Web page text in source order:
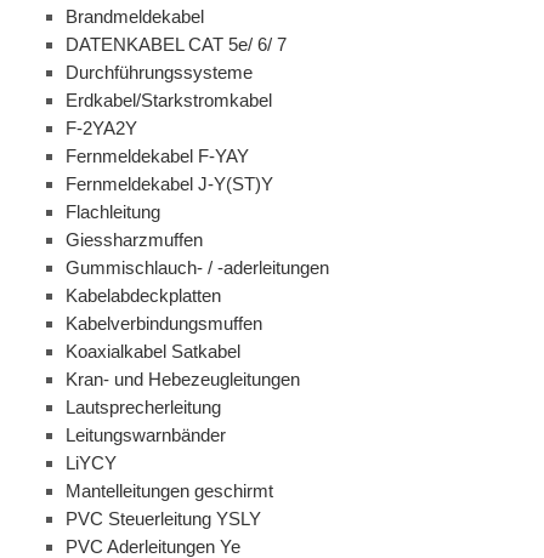
Brandmeldekabel
DATENKABEL CAT 5e/ 6/ 7
Durchführungssysteme
Erdkabel/Starkstromkabel
F-2YA2Y
Fernmeldekabel F-YAY
Fernmeldekabel J-Y(ST)Y
Flachleitung
Giessharzmuffen
Gummischlauch- / -aderleitungen
Kabelabdeckplatten
Kabelverbindungsmuffen
Koaxialkabel Satkabel
Kran- und Hebezeugleitungen
Lautsprecherleitung
Leitungswarnbänder
LiYCY
Mantelleitungen geschirmt
PVC Steuerleitung YSLY
PVC Aderleitungen Ye